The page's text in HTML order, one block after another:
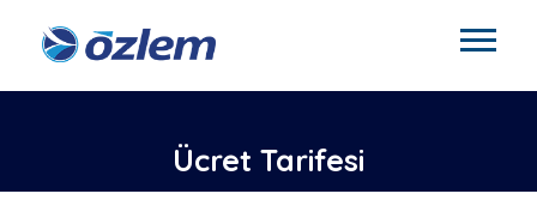
Ücret Tarifesi